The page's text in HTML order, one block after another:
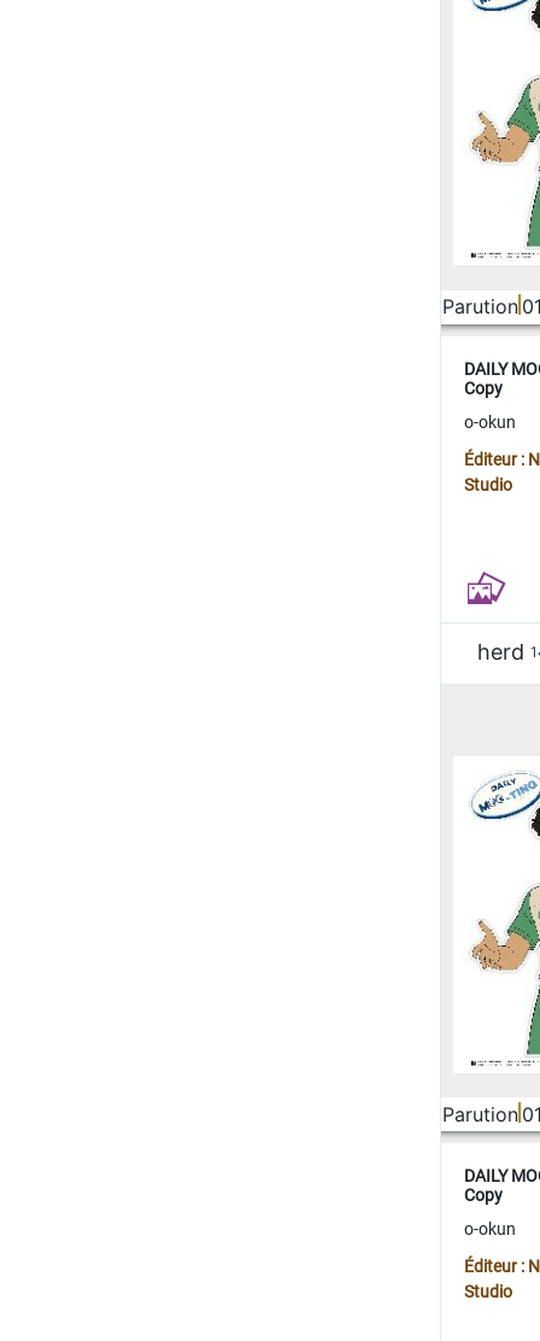
Parution
DAILY
Copy
o-okun
Éditeur :
Studio
herd
Parution
DAILY
Copy
o-okun
Éditeur :
Studio